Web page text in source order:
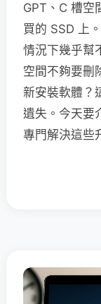
GPT、C 槽空
買的 SSD 上
情況下幾乎幫
空間不夠要刪
新安裝軟體？
遺失。今天要
專門解決這些